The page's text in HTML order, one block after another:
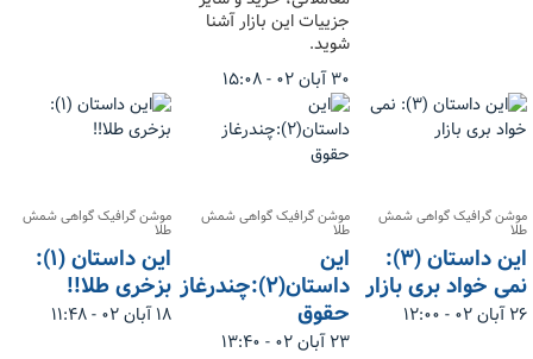
جزییات این بازار آشنا
شوید.
۳۰ آبان ۰۲ - ۱۵:۰۸
موشن گرافیک گواهی شمش
طلا
این داستان (۳):
نمی خواد بری بازار
۲۶ آبان ۰۲ - ۱۲:۰۰
موشن گرافیک گواهی شمش
طلا
این
داستان(۲):چندرغاز
حقوق
۲۳ آبان ۰۲ - ۱۳:۴۰
موشن گرافیک گواهی شمش
طلا
این داستان (۱):
بزخری طلا!!
۱۸ آبان ۰۲ - ۱۱:۴۸